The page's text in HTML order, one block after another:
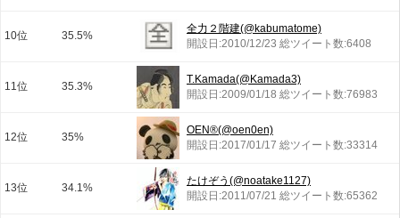
10位 35.5%
全力２階建(@kabumatome)
開設日:2010/12/23 総ツイート数:6408
11位 35.3%
T.Kamada(@Kamada3)
開設日:2009/01/18 総ツイート数:76983
12位 35%
OEN®︎(@oen0en)
開設日:2017/01/17 総ツイート数:33314
13位 34.1%
たけぞう(@noatake1127)
開設日:2011/07/21 総ツイート数:65362